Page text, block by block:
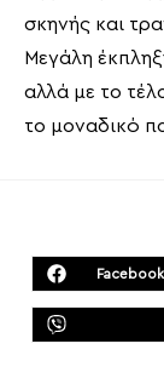
σκηνής και
Μεγάλη
αλλά με το
το μοναδικό
Opens
Facebook